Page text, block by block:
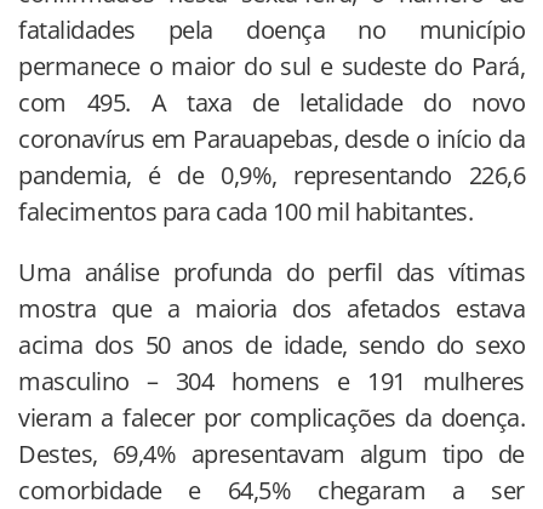
fatalidades pela doença no município
permanece o maior do sul e sudeste do Pará,
com 495. A taxa de letalidade do novo
coronavírus em Parauapebas, desde o início da
pandemia, é de 0,9%, representando 226,6
falecimentos para cada 100 mil habitantes.
Uma análise profunda do perfil das vítimas
mostra que a maioria dos afetados estava
acima dos 50 anos de idade, sendo do sexo
masculino – 304 homens e 191 mulheres
vieram a falecer por complicações da doença.
Destes, 69,4% apresentavam algum tipo de
comorbidade e 64,5% chegaram a ser